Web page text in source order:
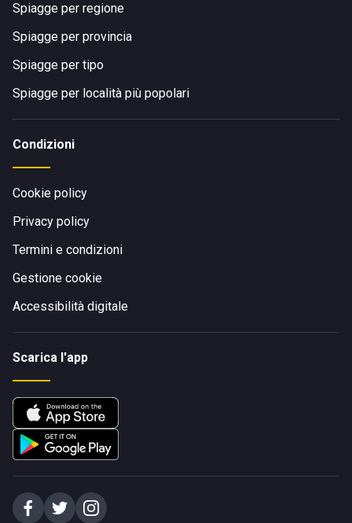
Spiagge per regione
Spiagge per provincia
Spiagge per tipo
Spiagge per località più popolari
Condizioni
Cookie policy
Privacy policy
Termini e condizioni
Gestione cookie
Accessibilità digitale
Scarica l'app